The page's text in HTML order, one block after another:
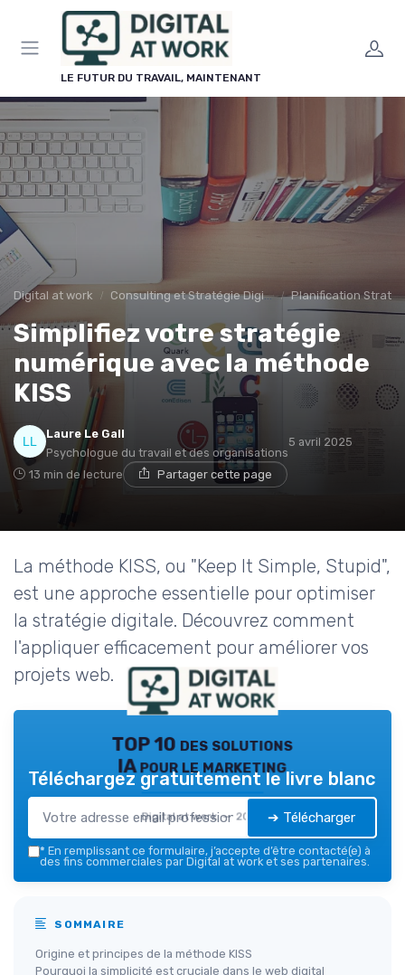
LE FUTUR DU TRAVAIL, MAINTENANT
Digital at work Consulting et Stratégie Digitale Planification
Simplifiez votre stratégie
numérique avec la méthode
KISS
Laure Le Gall
Psychologue du travail et des organisations
5 avril 2025
13 min de lecture Partager cette page
La méthode KISS, ou "Keep It Simple, Stupid",
est une approche essentielle pour optimiser
la stratégie digitale. Découvrez comment
l'appliquer efficacement pour améliorer vos
projets web.
TOP 10 des solutions
IA pour le marketing
Digital at work — 2026
Téléchargez gratuitement le livre blanc
➔ Télécharger
* En remplissant ce formulaire, j’accepte d’être contacté(e) à
des fins commerciales par Digital at work et ses partenaires.
SOMMAIRE
Origine et principes de la méthode KISS
Pourquoi la simplicité est cruciale dans le web digital
Panneau de gestion des cookies